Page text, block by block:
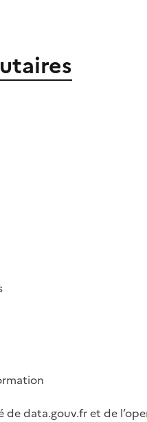
de data.gouv.fr et de